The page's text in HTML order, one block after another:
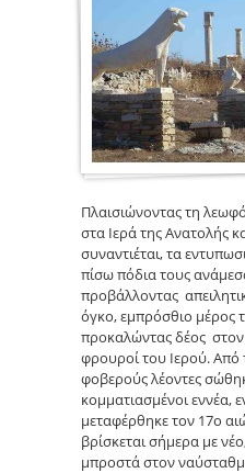
Πλαισιώνοντας τη
στα Ιερά της Ανατολής
συναντιέται, τα
πίσω πόδια τους
προβάλλοντας
όγκο, εμπρόσθιο μέρος
προκαλώντας δέος στον
φρουροί του Ιερού. Από
φοβερούς λέοντες
κομματιασμένοι εννέα,
μεταφέρθηκε τον 17ο
βρίσκεται σήμερα με
μπροστά στον